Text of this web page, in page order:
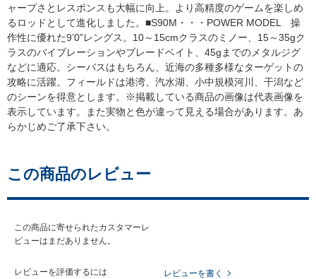
ャープさとレスポンスも大幅に向上。より高精度のゲームを楽しめ
るロッドとして進化しました。■S90M・・・POWER MODEL 操
作性に優れた9’0”レングス。10～15cmクラスのミノー、15～35gク
ラスのバイブレーションやブレードベイト、45gまでのメタルジグ
などに適応。シーバスはもちろん、近海の多種多様なターゲットの
攻略に活躍。フィールドは港湾、汽水湖、小中規模河川、干潟など
のシーンを得意とします。※掲載している商品の画像は代表画像を
表示しています。また実物と色が違って見える場合があります。あ
らかじめご了承下さい。
この商品のレビュー
この商品に寄せられたカスタマーレ
ビューはまだありません。
レビューを評価するには
レビューを書く